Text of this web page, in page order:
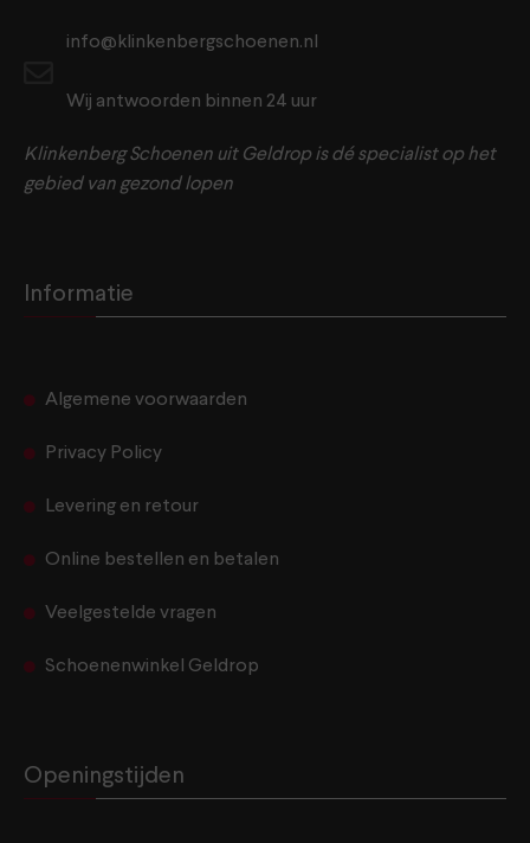
info@klinkenbergschoenen.nl
Wij antwoorden binnen 24 uur
Klinkenberg Schoenen uit Geldrop is dé specialist op het
gebied van gezond lopen
Informatie
Algemene voorwaarden
Privacy Policy
Levering en retour
Online bestellen en betalen
Veelgestelde vragen
Schoenenwinkel Geldrop
Openingstijden